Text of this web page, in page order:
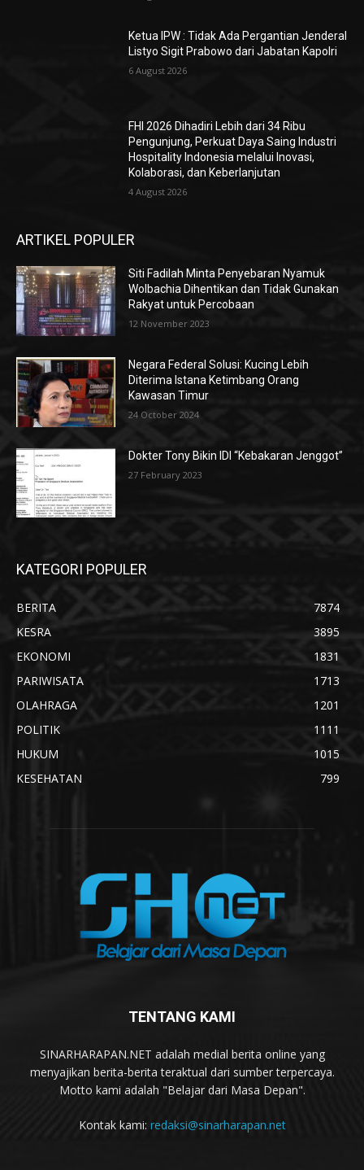
Ketua IPW : Tidak Ada Pergantian Jenderal
Listyo Sigit Prabowo dari Jabatan Kapolri
6 August 2026
FHI 2026 Dihadiri Lebih dari 34 Ribu
Pengunjung, Perkuat Daya Saing Industri
Hospitality Indonesia melalui Inovasi,
Kolaborasi, dan Keberlanjutan
4 August 2026
ARTIKEL POPULER
Siti Fadilah Minta Penyebaran Nyamuk
Wolbachia Dihentikan dan Tidak Gunakan
Rakyat untuk Percobaan
12 November 2023
Negara Federal Solusi: Kucing Lebih
Diterima Istana Ketimbang Orang
Kawasan Timur
24 October 2024
Dokter Tony Bikin IDI “Kebakaran Jenggot”
27 February 2023
KATEGORI POPULER
BERITA
7874
KESRA
3895
EKONOMI
1831
PARIWISATA
1713
OLAHRAGA
1201
POLITIK
1111
HUKUM
1015
KESEHATAN
799
TENTANG KAMI
SINARHARAPAN.NET adalah medial berita online yang
menyajikan berita-berita teraktual dari sumber terpercaya.
Motto kami adalah "Belajar dari Masa Depan".
Kontak kami: redaksi@sinarharapan.net